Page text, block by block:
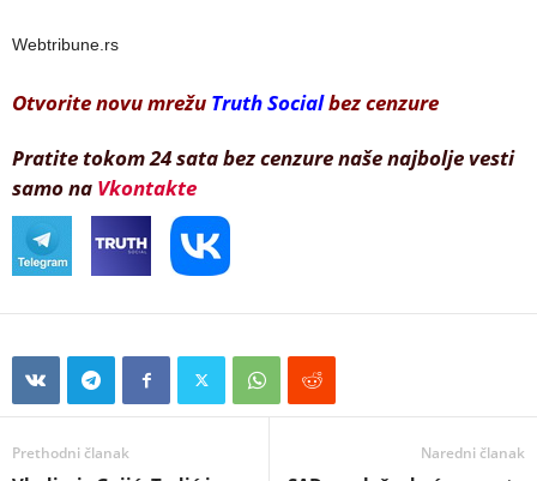
Webtribune.rs
Otvorite novu mrežu Truth Socialbez cenzure
Pratite tokom 24 sata bez cenzure naše najbolje vesti
samo na Vkontakte
Prethodni članak Naredni članak